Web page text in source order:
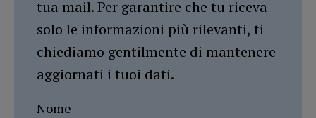
tua mail. Per garantire che tu riceva
solo le informazioni più rilevanti, ti
chiediamo gentilmente di mantenere
aggiornati i tuoi dati.
Nome